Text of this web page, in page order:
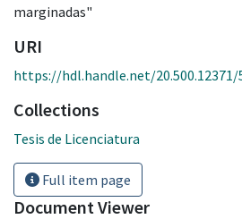
marginadas"
URI
https://hdl.handle.net/20.500.12371/
Collections
Tesis de Licenciatura
Full item page
Document Viewer